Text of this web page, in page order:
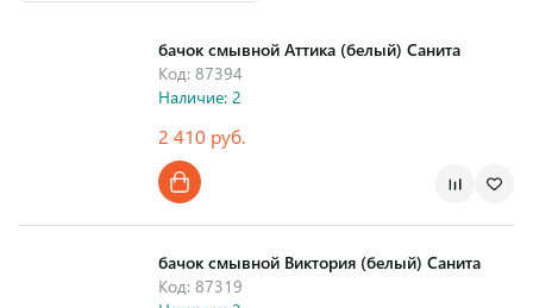
бачок смывной Аттика (белый) Санита
Код: 87394
Наличие: 2
2 410 руб.
бачок смывной Виктория (белый) Санита
Код: 87319